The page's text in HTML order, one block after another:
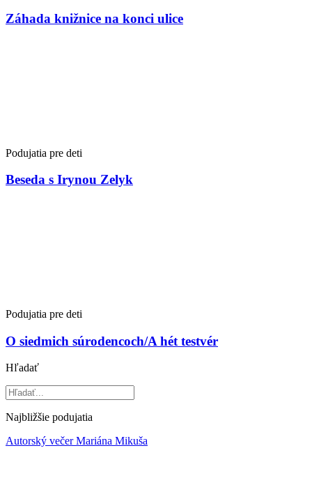
Záhada knižnice na konci ulice
Podujatia pre deti
Beseda s Irynou Zelyk
Podujatia pre deti
O siedmich súrodencoch/A hét testvér
Hľadať
Najbližšie podujatia
Autorský večer Mariána Mikuša